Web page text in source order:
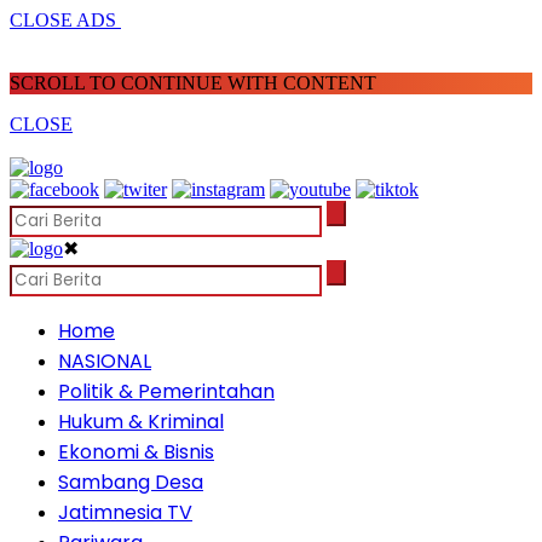
CLOSE ADS
SCROLL TO CONTINUE WITH CONTENT
CLOSE
✖
Home
NASIONAL
Politik & Pemerintahan
Hukum & Kriminal
Ekonomi & Bisnis
Sambang Desa
Jatimnesia TV